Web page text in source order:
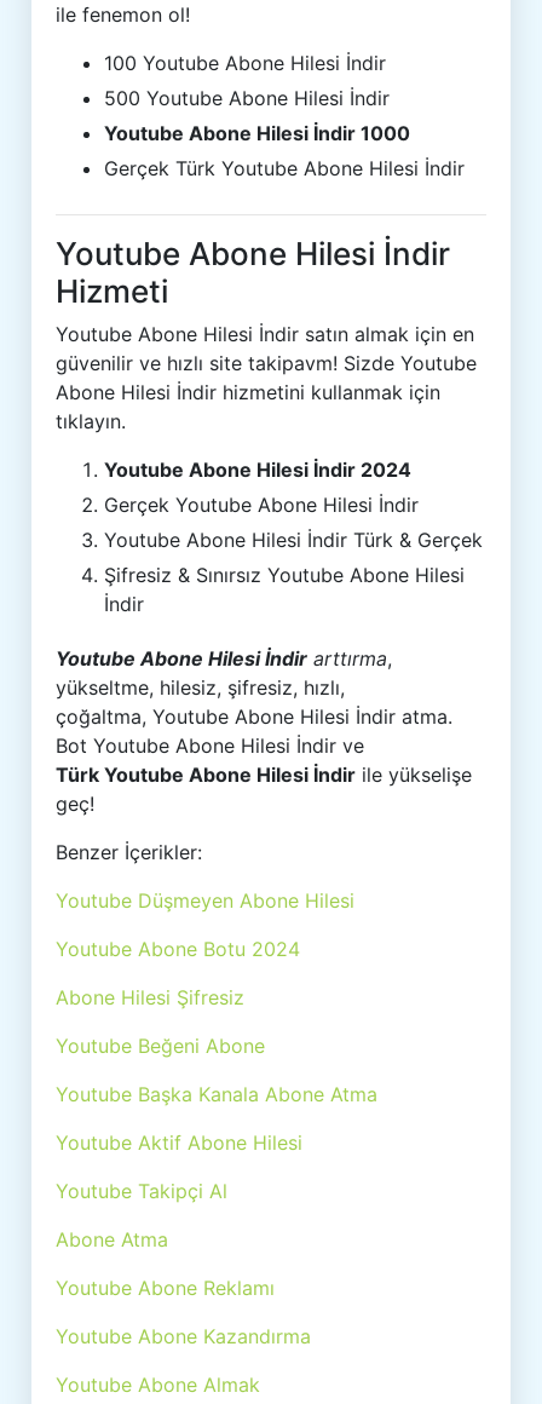
ile fenemon ol!
100 Youtube Abone Hilesi İndir
500 Youtube Abone Hilesi İndir
Youtube Abone Hilesi İndir 1000
Gerçek Türk Youtube Abone Hilesi İndir
Youtube Abone Hilesi İndir
Hizmeti
Youtube Abone Hilesi İndir satın almak için en
güvenilir ve hızlı site takipavm! Sizde Youtube
Abone Hilesi İndir hizmetini kullanmak için
tıklayın.
Youtube Abone Hilesi İndir 2024
Gerçek Youtube Abone Hilesi İndir
Youtube Abone Hilesi İndir Türk & Gerçek
Şifresiz & Sınırsız Youtube Abone Hilesi
İndir
Youtube Abone Hilesi İndir arttırma,
yükseltme, hilesiz, şifresiz, hızlı,
çoğaltma, Youtube Abone Hilesi İndir atma.
Bot Youtube Abone Hilesi İndir ve
Türk Youtube Abone Hilesi İndir ile yükselişe
geç!
Benzer İçerikler:
Youtube Düşmeyen Abone Hilesi
Youtube Abone Botu 2024
Abone Hilesi Şifresiz
Youtube Beğeni Abone
Youtube Başka Kanala Abone Atma
Youtube Aktif Abone Hilesi
Youtube Takipçi Al
Abone Atma
Youtube Abone Reklamı
Youtube Abone Kazandırma
Youtube Abone Almak